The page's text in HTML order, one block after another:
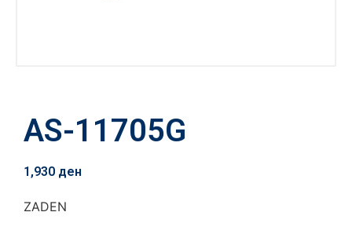
AS-11705G
1,930 ден
ZADEN